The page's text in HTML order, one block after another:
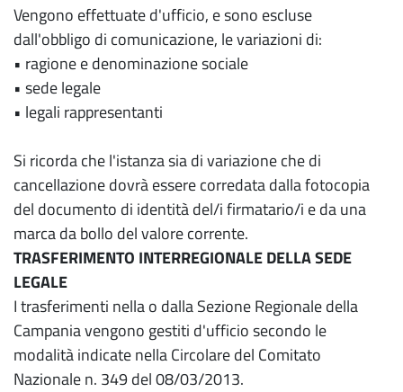
Vengono effettuate d'ufficio, e sono escluse
dall'obbligo di comunicazione, le variazioni di:
• ragione e denominazione sociale
• sede legale
• legali rappresentanti
Si ricorda che l'istanza sia di variazione che di
cancellazione dovrà essere corredata dalla fotocopia
del documento di identità del/i firmatario/i e da una
marca da bollo del valore corrente.
TRASFERIMENTO INTERREGIONALE DELLA SEDE
LEGALE
I trasferimenti nella o dalla Sezione Regionale della
Campania vengono gestiti d'ufficio secondo le
modalità indicate nella Circolare del Comitato
Nazionale n. 349 del 08/03/2013.